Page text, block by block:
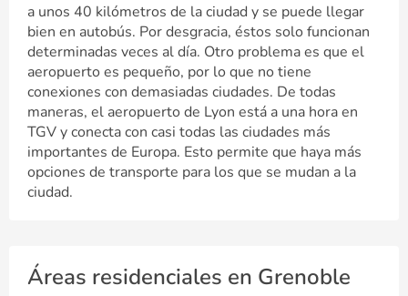
a unos 40 kilómetros de la ciudad y se puede llegar
bien en autobús. Por desgracia, éstos solo funcionan
determinadas veces al día. Otro problema es que el
aeropuerto es pequeño, por lo que no tiene
conexiones con demasiadas ciudades. De todas
maneras, el aeropuerto de Lyon está a una hora en
TGV y conecta con casi todas las ciudades más
importantes de Europa. Esto permite que haya más
opciones de transporte para los que se mudan a la
ciudad.
Áreas residenciales en Grenoble